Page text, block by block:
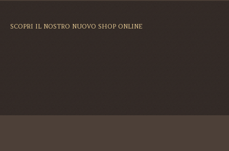
SCOPRI IL NOSTRO NUOVO SHOP ONLINE